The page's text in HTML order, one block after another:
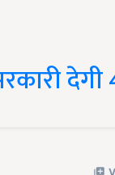
देगी